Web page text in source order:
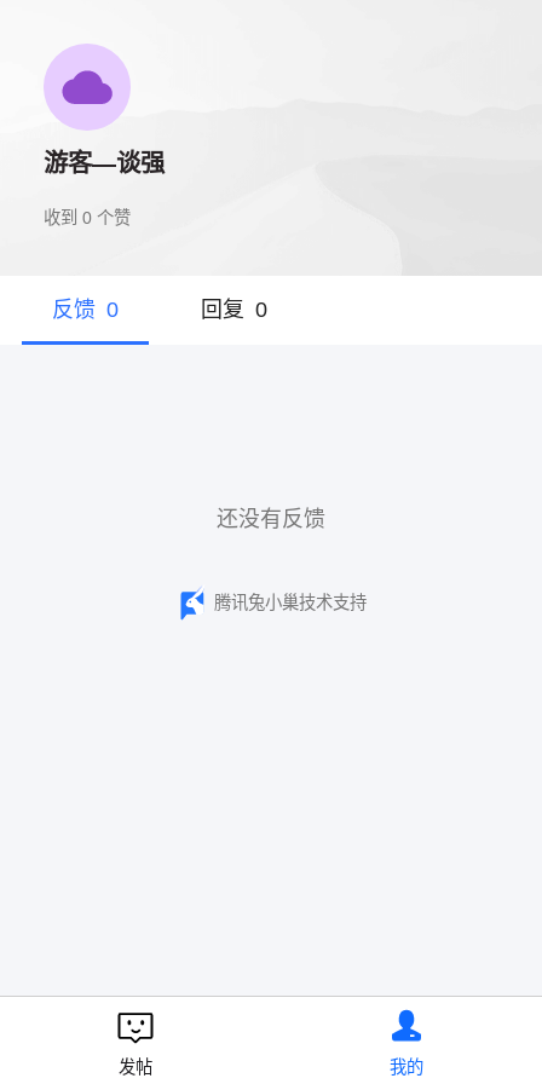
游客—谈强
收到 0个赞
反馈 0 回复 0
还没有反馈
腾讯兔小巢技术支持
发帖 我的